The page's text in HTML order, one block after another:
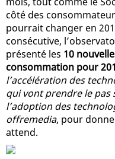
côté des
pourrait changer en
consécutive,
présenté les 10
consommation pour
l’accélération des
qui vont prendre le pas
l’adoption des
offremedia, pour
attend.